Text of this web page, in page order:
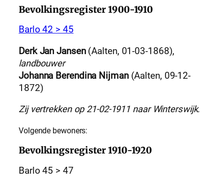
Bevolkingsregister 1900-1910
Barlo 42 > 45
Derk Jan Jansen(Aalten, 01-03-1868),
landbouwer
Johanna Berendina Nijman(Aalten, 09-12-
1872)
Zij vertrekken op 21-02-1911 naar Winterswijk.
Volgende bewoners:
Bevolkingsregister 1910-1920
Barlo 45 > 47